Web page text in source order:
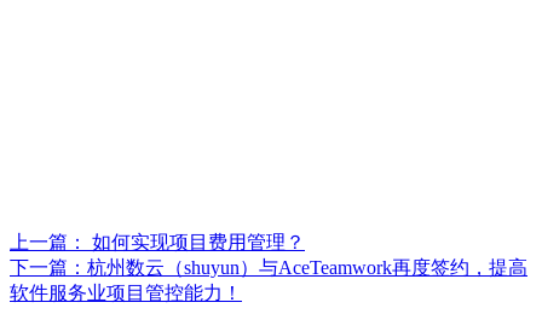
上一篇： 如何实现项目费用管理？
下一篇： 杭州数云（shuyun）与AceTeamwork再度签约，提高
软件服务业项目管控能力！